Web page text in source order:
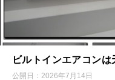
ビルトインエアコン
公開日： 2026年7月14日